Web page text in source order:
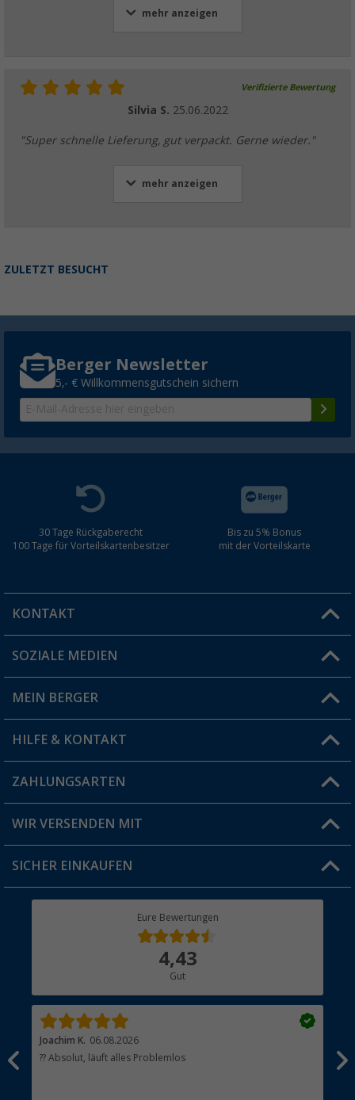
mehr anzeigen
Verifizierte Bewertung
Silvia S. 25.06.2022
"Super schnelle Lieferung, gut verpackt. Gerne wieder."
mehr anzeigen
ZULETZT BESUCHT
Berger Newsletter
5,- € Willkommensgutschein sichern
30 Tage Rückgaberecht
100 Tage für Vorteilskartenbesitzer
Bis zu 5% Bonus
mit der Vorteilskarte
KONTAKT
Du hast eine Frage?
Filiale finden
SOZIALE MEDIEN
MEIN BERGER
Vorteilskarte
Blog
Jobs & Karriere
HILFE & KONTAKT
FAQ & Kontakt
Versandinformationen
Rücksendung
ZAHLUNGSARTEN
WIR VERSENDEN MIT
SICHER EINKAUFEN
Eure Bewertungen
4,43
Gut
Joachim K. 06.08.2026
?? Absolut, läuft alles Problemlos